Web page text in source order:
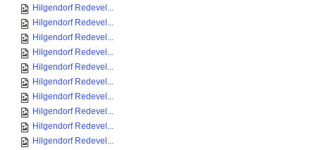
Hilgendorf Redevel...
Hilgendorf Redevel...
Hilgendorf Redevel...
Hilgendorf Redevel...
Hilgendorf Redevel...
Hilgendorf Redevel...
Hilgendorf Redevel...
Hilgendorf Redevel...
Hilgendorf Redevel...
Hilgendorf Redevel...